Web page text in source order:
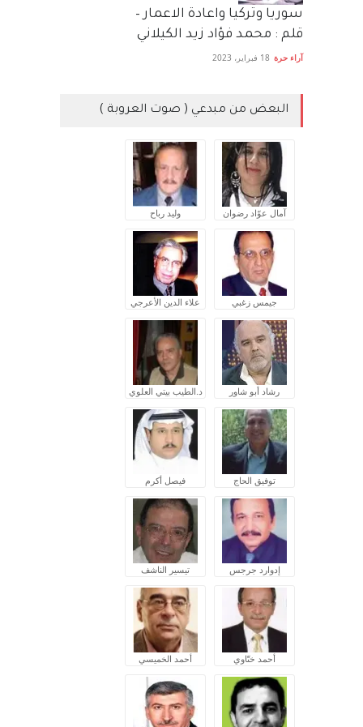
سوريا وتركيا واعادة الاعمار –
قلم : محمد فؤاد زيد الكيلاني
آراء حرة 18 فبراير، 2023
البعض من مبدعي ( صوت العروبة )
آمال عوّاد رضوان وليد رباح
جيمس زغبي علاء الدين الأعرجي
رشاد أبو شاور د.الطيب بيتي العلوي
توفيق الحاج فيصل أكرم
إدوارد جرجس تيسير الناشف
أحمد ختّاوي أحمد الخميسي